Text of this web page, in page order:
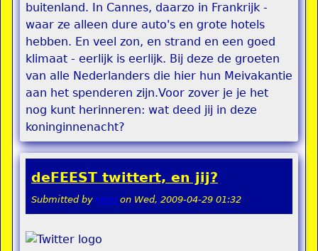
buitenland. In Cannes, daarzo in Frankrijk -
waar ze alleen dure auto's en grote hotels
hebben. En veel zon, en strand en een goed
klimaat - eerlijk is eerlijk. Bij deze de groeten
van alle Nederlanders die hier hun Meivakantie
aan het spenderen zijn.Voor zover je je het
nog kunt herinneren: wat deed jij in deze
koninginnenacht?
deFEEST twittert, en jij?
Submitted by remi on Wed, 2009-04-29 01:32